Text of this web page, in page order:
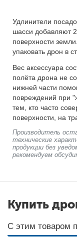
Удлинители
шасси добавляют
поверхности
упаковать дрон в
Вес аксессуара
полёта дрона не
нижней части
повреждений при
тем, кто часто
поверхности, на
Производитель
технические
продукции без
рекомендуем
Купить
С этим товаром